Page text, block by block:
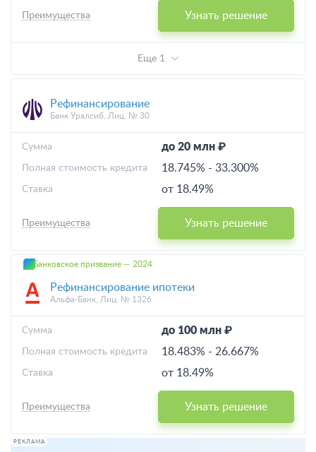
Узнать решение
Преимущества
Еще 1
Рефинансирование
Банк Уралсиб, Лиц. № 30
до 20 млн ₽
Cумма
18.745% - 33.300%
Полная стоимость кредита
от 18.49%
Ставка
Узнать решение
Преимущества
Банковское призвание — 2024
Рефинансирование ипотеки
Альфа-Банк, Лиц. № 1326
до 100 млн ₽
Cумма
18.483% - 26.667%
Полная стоимость кредита
от 18.49%
Ставка
Узнать решение
Преимущества
РЕКЛАМА